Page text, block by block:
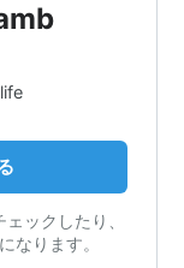
ックしたり、
なります。